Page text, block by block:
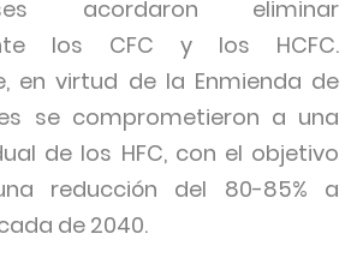
acordaron eliminar
los CFC y los HCFC.
en virtud de la Enmienda de
se comprometieron a una
de los HFC, con el objetivo
reducción del 80-85% a
de 2040.